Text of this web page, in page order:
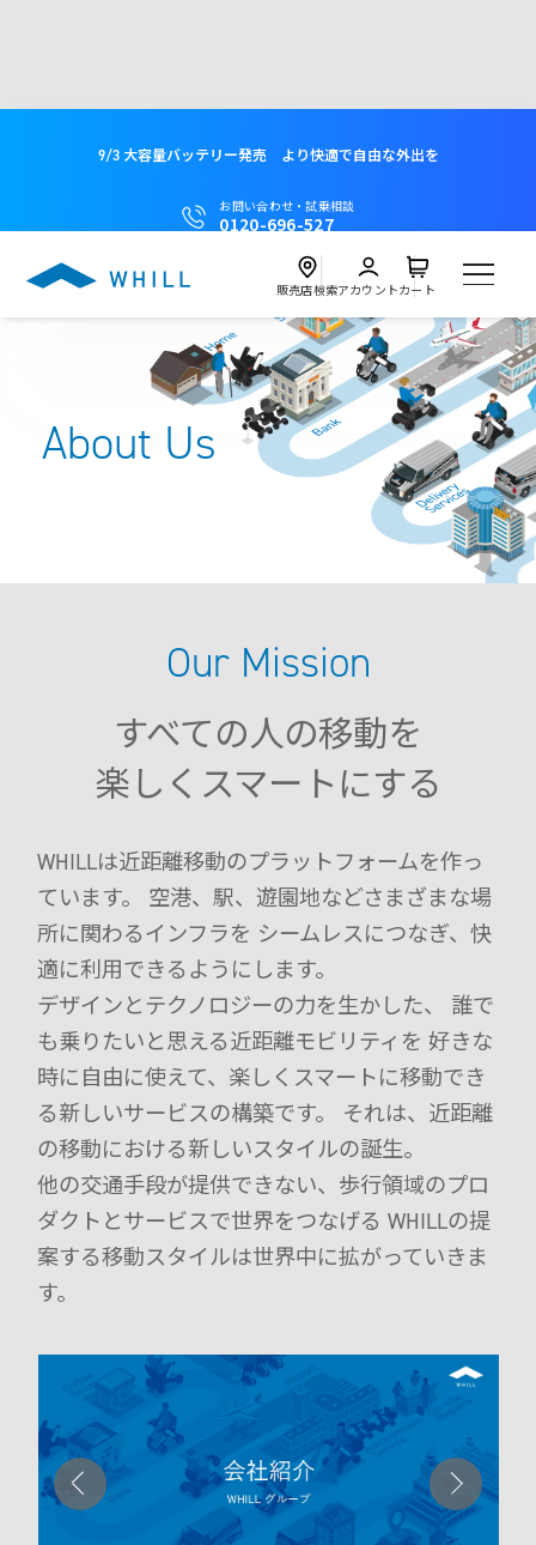
9/3 大容量バッテリー発売 より快適で自由な外出を
お問い合わせ・試乗相談
0120-696-527
Model C2
Model F
有料サービス・アクセサリー
保険・ロードサービスなど
本体保証サービス
訪問設定サービス
点検パック
モデルを比較する
モデル比較
試乗
レンタルサービス一覧から探す
お出かけ先でレンタル
有償サービス・オプション
WHILL ID
アフターサービス・修理
ウィル直販のサービス
よくある質問・お問い合わせ
施設導入
サービス概要
提供プラン
導入事例
お問い合わせ（法人の方）
研究向け
製品概要
お問い合わせ（研究機関の方）
販売店検索アカウントカート
About Us
Our Mission
すべての人の移動を
楽しくスマートにする
WHILLは近距離移動のプラットフォームを作っ
ています。
空港、駅、遊園地などさまざまな場
所に関わるインフラを シームレスにつなぎ、快
適に利用できるようにします。
デザインとテクノロジーの力を生かした、
誰で
も乗りたいと思える近距離モビリティを 好きな
時に自由に使えて、楽しくスマートに移動でき
る新しいサービスの構築です。
それは、近距離
の移動における新しいスタイルの誕生。
他の交通手段が提供できない、歩行領域のプロ
ダクトとサービスで世界をつなげる WHILLの提
案する移動スタイルは世界中に拡がっていきま
す。